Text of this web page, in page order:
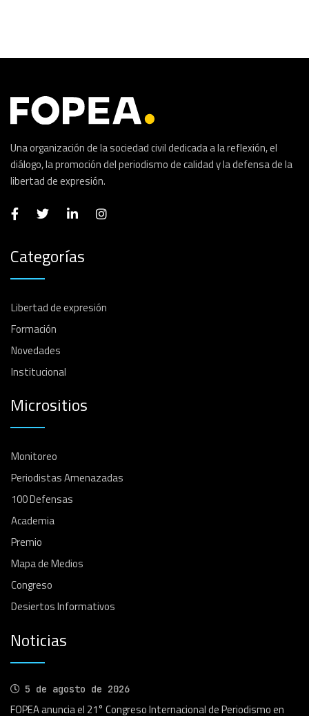
Una organización de la sociedad civil dedicada a la reflexión, el
diálogo, la promoción del periodismo de calidad y la defensa de la
libertad de expresión.
Categorías
Libertad de expresión
Formación
Novedades
Institucional
Micrositios
Monitoreo
Periodistas Amenazadas
100 Defensas
Academia
Premio
Mapa de Medios
Congreso
Desiertos Informativos
Noticias
5 de agosto de 2026
FOPEA anuncia el 21° Congreso Internacional de Periodismo en